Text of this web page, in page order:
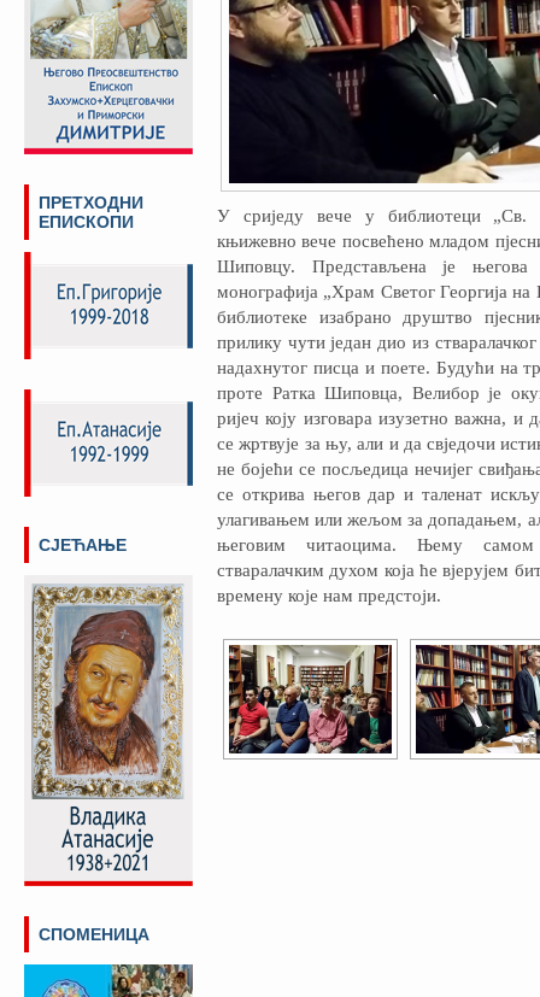
У сриједу вече у библиотеци „Св.
књижевно вече посвећено младом
Шиповцу. Представљена је његова
монографија „Храм Светог Георгија на
библиотеке изабрано друштво
прилику чути један дио из
надахнутог писца и поете. Будући на
проте Ратка Шиповца, Велибор је
ријеч коју изговара изузетно важна, и
се жртвује за њу, али и да свједочи
не бојећи се посљедица нечијег
се открива његов дар и таленат
улагивањем или жељом за допадањем,
његовим читаоцима. Њему самом
стваралачким духом која ће вјерујем
времену које нам предстоји.
ПРЕТХОДНИ
ЕПИСКОПИ
СЈЕЋАЊЕ
СПОМЕНИЦА